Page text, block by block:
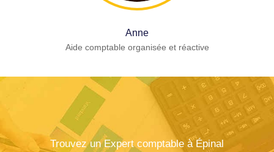
Anne
Aide comptable organisée et réactive
Trouvez un Expert comptable à Épinal